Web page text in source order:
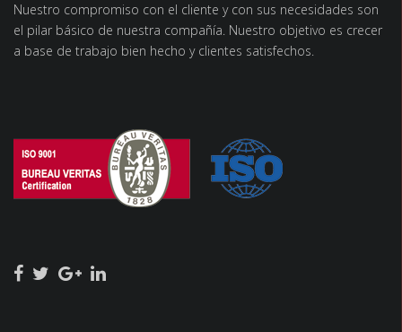
Nuestro compromiso con el cliente y con sus necesidades son
el pilar básico de nuestra compañía. Nuestro objetivo es crecer
a base de trabajo bien hecho y clientes satisfechos.